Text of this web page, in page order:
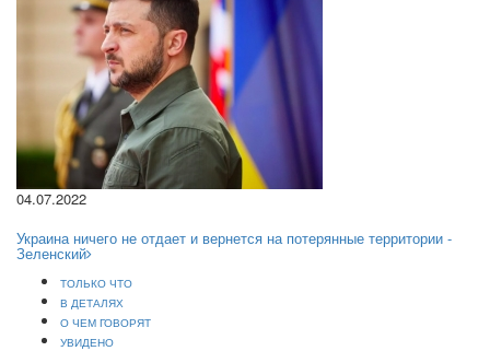
04.07.2022
Украина ничего не отдает и вернется на потерянные территории -
Зеленский
ТОЛЬКО ЧТО
В ДЕТАЛЯХ
О ЧЕМ ГОВОРЯТ
УВИДЕНО